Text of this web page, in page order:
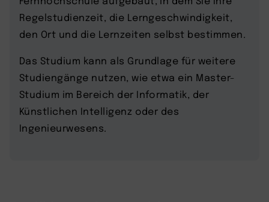
Regelstudienzeit, die Lerngeschwindigkeit,
den Ort und die Lernzeiten selbst bestimmen.
Das Studium kann als Grundlage für weitere
Studiengänge nutzen, wie etwa ein Master-
Studium im Bereich der Informatik, der
Künstlichen Intelligenz oder des
Ingenieurwesens.